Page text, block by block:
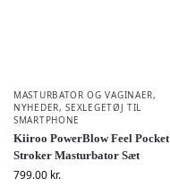
MASTURBATOR OG VAGINAER,
NYHEDER,SEXLEGETØJ TIL
SMARTPHONE
Kiiroo PowerBlow Feel Pocket
Stroker Masturbator Sæt
799.00 kr.